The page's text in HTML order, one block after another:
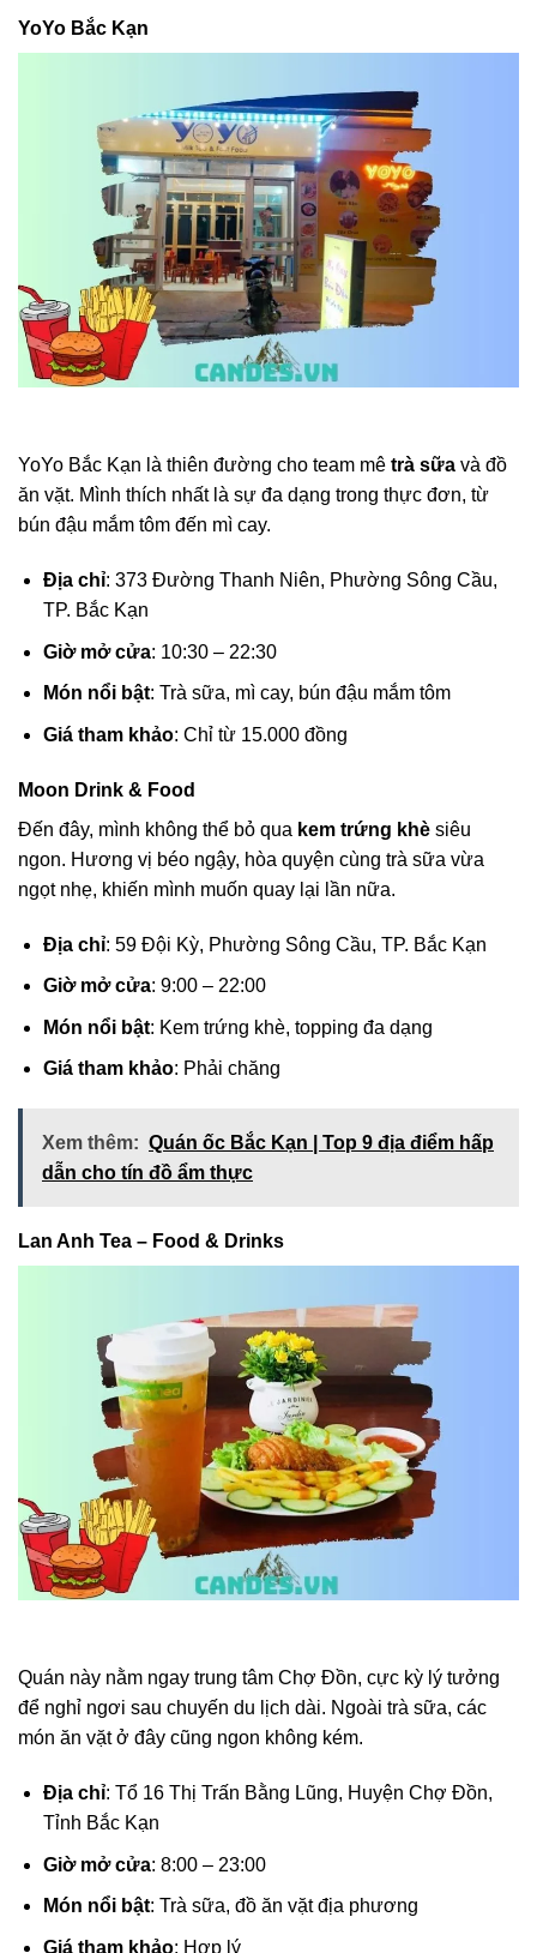
YoYo Bắc Kạn
YoYo Bắc Kạn là thiên đường cho team mê trà sữa và đồ
ăn vặt. Mình thích nhất là sự đa dạng trong thực đơn, từ
bún đậu mắm tôm đến mì cay.
Địa chỉ: 373 Đường Thanh Niên, Phường Sông Cầu,
TP. Bắc Kạn
Giờ mở cửa: 10:30 – 22:30
Món nổi bật: Trà sữa, mì cay, bún đậu mắm tôm
Giá tham khảo: Chỉ từ 15.000 đồng
Moon Drink & Food
Đến đây, mình không thể bỏ qua kem trứng khè siêu
ngon. Hương vị béo ngậy, hòa quyện cùng trà sữa vừa
ngọt nhẹ, khiến mình muốn quay lại lần nữa.
Địa chỉ: 59 Đội Kỳ, Phường Sông Cầu, TP. Bắc Kạn
Giờ mở cửa: 9:00 – 22:00
Món nổi bật: Kem trứng khè, topping đa dạng
Giá tham khảo: Phải chăng
Xem thêm: Quán ốc Bắc Kạn | Top 9 địa điểm hấp
dẫn cho tín đồ ẩm thực
Lan Anh Tea – Food & Drinks
Quán này nằm ngay trung tâm Chợ Đồn, cực kỳ lý tưởng
để nghỉ ngơi sau chuyến du lịch dài. Ngoài trà sữa, các
món ăn vặt ở đây cũng ngon không kém.
Địa chỉ: Tổ 16 Thị Trấn Bằng Lũng, Huyện Chợ Đồn,
Tỉnh Bắc Kạn
Giờ mở cửa: 8:00 – 23:00
Món nổi bật: Trà sữa, đồ ăn vặt địa phương
Giá tham khảo: Hợp lý